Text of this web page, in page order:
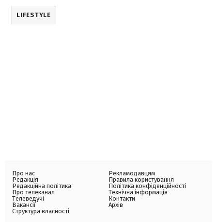
LIFESTYLE
Про нас
Редакція
Редакційна політика
Про телеканал
Телеведучі
Вакансії
Структура власності
Рекламодавцям
Правила користування
Політика конфіденційності
Технічна інформація
Контакти
Архів